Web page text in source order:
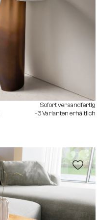
Sofort versandfertig
+3 Varianten erhältlich